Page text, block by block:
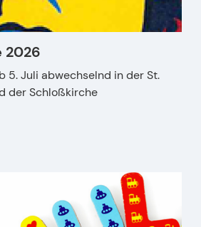
2026
5. Juli abwechselnd in der St.
der Schloßkirche